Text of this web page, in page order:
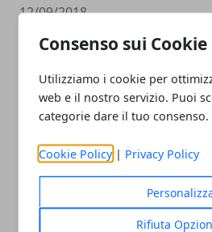
Consenso sui Cookie
Utilizziamo i cookie per
web e il nostro servizio. Puoi
categorie dare il tuo consenso.
Cookie Policy | Privacy Policy
Rifiuta
12/09/2018
Banda delle batterie
Montefalcione, tentato